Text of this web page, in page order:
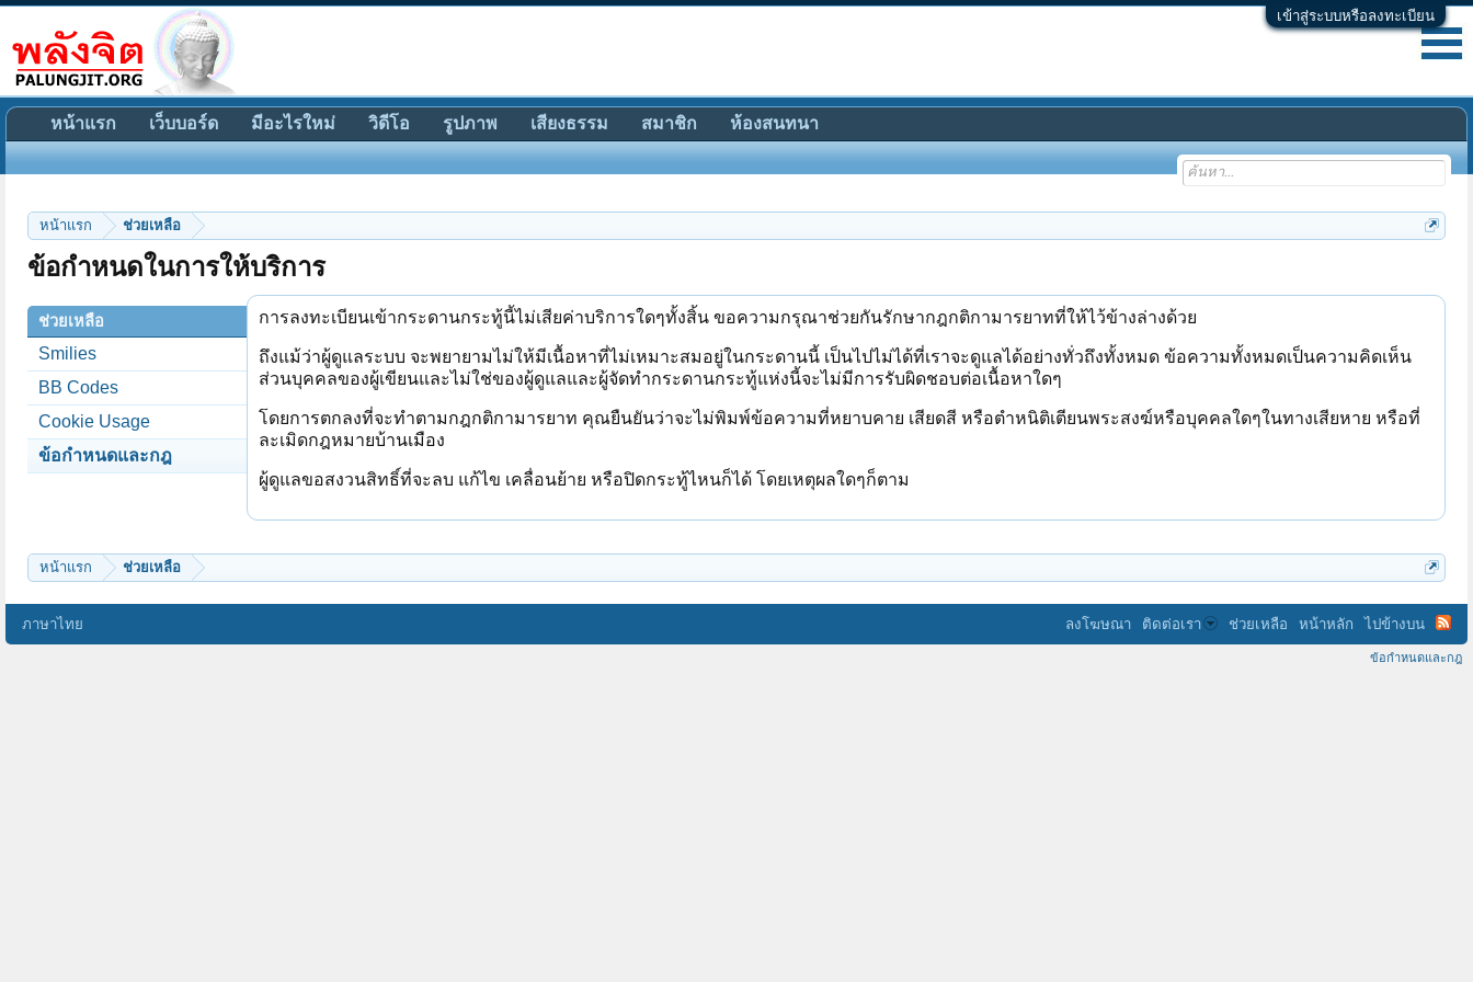
เข้าสู่ระบบหรือลงทะเบียน
หน้าแรก ช่วยเหลือ
ข้อกำหนดในการให้บริการ
ช่วยเหลือ
Smilies
BB Codes
Cookie Usage
ข้อกำหนดและกฎ
การลงทะเบียนเข้ากระดานกระทู้นี้ไม่เสียค่าบริการใดๆทั้งสิ้น ขอความกรุณาช่วยกันรักษากฎกติกามารยาทที่ให้ไว้ข้างล่างด้วย
ถึงแม้ว่าผู้ดูแลระบบ จะพยายามไม่ให้มีเนื้อหาที่ไม่เหมาะสมอยู่ในกระดานนี้ เป็นไปไม่ได้ที่เราจะดูแลได้อย่างทั่วถึงทั้งหมด ข้อความทั้งหมดเป็นความคิดเห็น
ส่วนบุคคลของผู้เขียนและไม่ใช่ของผู้ดูแลและผู้จัดทำกระดานกระทู้แห่งนี้จะไม่มีการรับผิดชอบต่อเนื้อหาใดๆ
โดยการตกลงที่จะทำตามกฎกติกามารยาท คุณยืนยันว่าจะไม่พิมพ์ข้อความที่หยาบคาย เสียดสี หรือตำหนิติเตียนพระสงฆ์หรือบุคคลใดๆในทางเสียหาย หรือที่
ละเมิดกฎหมายบ้านเมือง
ผู้ดูแลขอสงวนสิทธิ์ที่จะลบ แก้ไข เคลื่อนย้าย หรือปิดกระทู้ไหนก็ได้ โดยเหตุผลใดๆก็ตาม
หน้าแรก ช่วยเหลือ
หน้าแรก เว็บบอร์ด มีอะไรใหม่ วิดีโอ รูปภาพ เสียงธรรม สมาชิก ห้องสนทนา
ภาษาไทย ลงโฆษณา ติดต่อเรา ช่วยเหลือ หน้าหลัก ไปข้างบน
ข้อกำหนดและกฎ